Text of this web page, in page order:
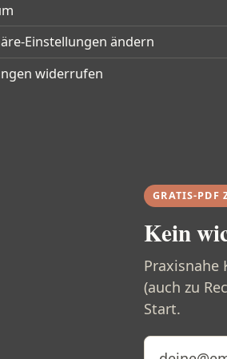
Einstellungen ändern
widerrufen
GRATIS-PDF
Kein
Praxisnahe
(auch zu
Start.
E-Mail-Adresse